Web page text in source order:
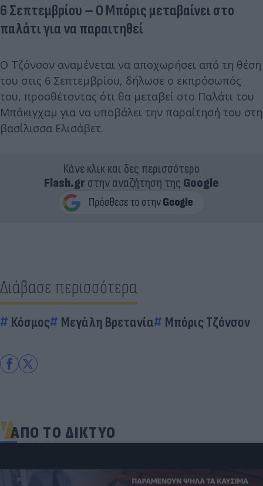
6 Σεπτεμβρίου – Ο Μπόρις μεταβαίνει στο
παλάτι για να παραιτηθεί
Ο Τζόνσον αναμένεται να αποχωρήσει από τη θέση
του στις 6 Σεπτεμβρίου, δήλωσε ο εκπρόσωπός
του, προσθέτοντας ότι θα μεταβεί στο Παλάτι του
Μπάκιγχαμ για να υποβάλει την παραίτησή του στη
βασίλισσα Ελισάβετ.
Κάνε κλικ και δες περισσότερο
Flash.grστην αναζήτηση της Google
Διάβασε περισσότερα
Κόσμος Μεγάλη Βρετανία Μπόρις Τζόνσον
ΑΠΟ ΤΟ ΔΙΚΤΥΟ